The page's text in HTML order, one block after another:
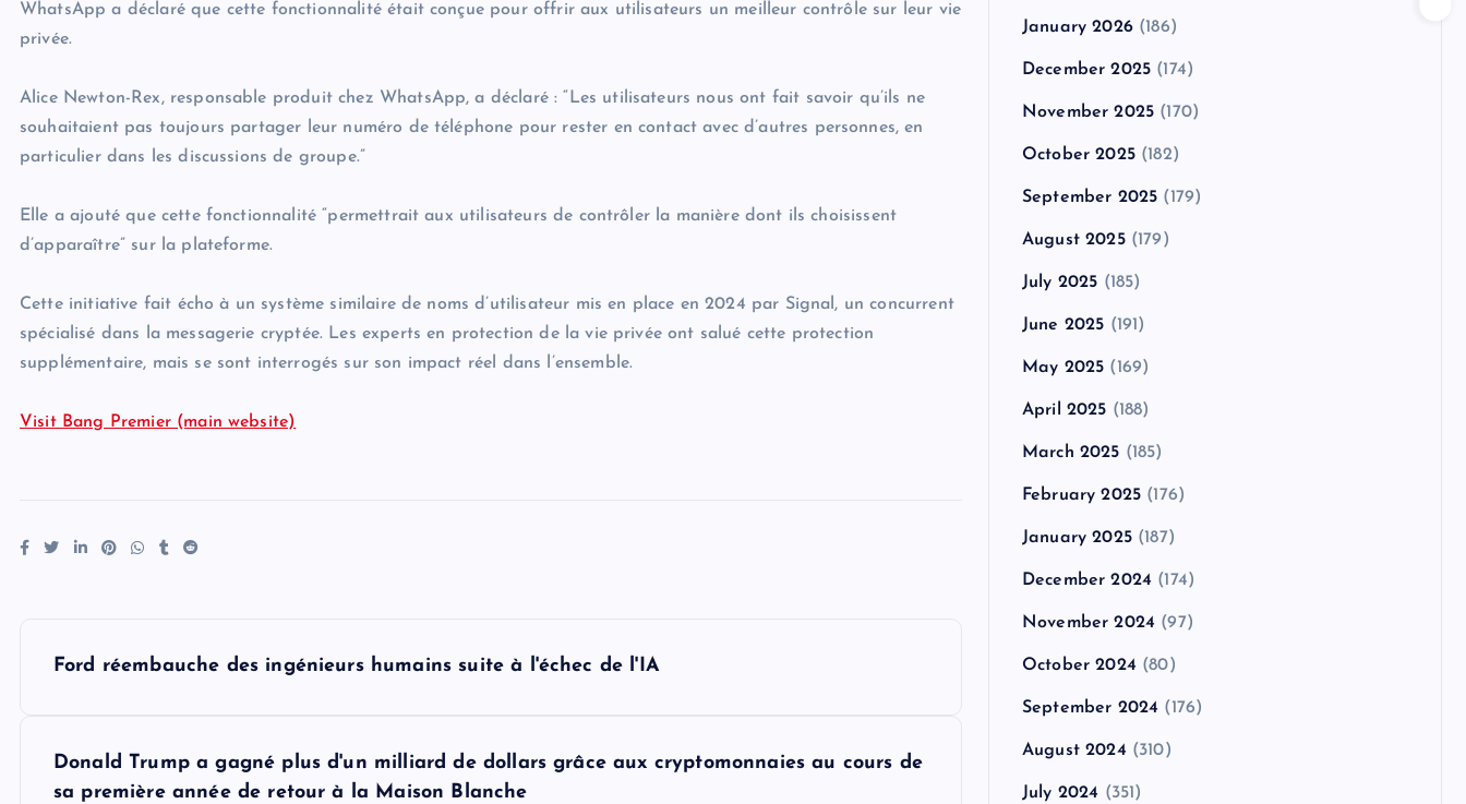
WhatsApp a déclaré que cette fonctionnalité était conçue pour offrir aux utilisateurs un meilleur contrôle sur leur vie
privée.
Alice Newton-Rex, responsable produit chez WhatsApp, a déclaré : “Les utilisateurs nous ont fait savoir qu’ils ne
souhaitaient pas toujours partager leur numéro de téléphone pour rester en contact avec d’autres personnes, en
particulier dans les discussions de groupe.”
Elle a ajouté que cette fonctionnalité “permettrait aux utilisateurs de contrôler la manière dont ils choisissent
d’apparaître” sur la plateforme.
Cette initiative fait écho à un système similaire de noms d’utilisateur mis en place en 2024 par Signal, un concurrent
spécialisé dans la messagerie cryptée. Les experts en protection de la vie privée ont salué cette protection
supplémentaire, mais se sont interrogés sur son impact réel dans l’ensemble.
Visit Bang Premier (main website)
Ford réembauche des ingénieurs humains suite à l'échec de l'IA
Donald Trump a gagné plus d'un milliard de dollars grâce aux cryptomonnaies au cours de
sa première année de retour à la Maison Blanche
January 2026(186)
December 2025 (174)
November 2025 (170)
October 2025(182)
September 2025 (179)
August 2025(179)
July 2025 (185)
June 2025 (191)
May 2025 (169)
April 2025 (188)
March 2025 (185)
February 2025 (176)
January 2025(187)
December 2024 (174)
November 2024 (97)
October 2024 (80)
September 2024 (176)
August 2024 (310)
July 2024 (351)